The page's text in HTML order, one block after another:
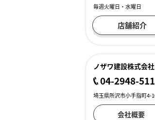
毎週火曜日・水曜日
店舗紹介
ノザワ建設株式会社
04-2948-
埼玉県所沢市小手指町4-
会社概要